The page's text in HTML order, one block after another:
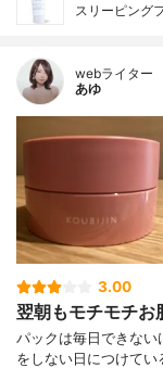
スリーピング
webライター
あゆ
3.00
翌朝もモチモチお
パックは毎日できな
をしない日につけて